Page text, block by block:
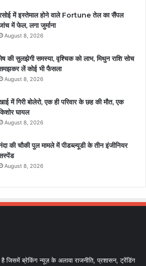
में इस्तेमाल होने वाले Fortune तेल का सैंपल
में फेल, लगा जुर्माना
August 8, 2026
की सुलझेगी समस्या, वृश्चिक को लाभ, मिथुन राशि सोच
लें कोई भी फैसला
August 8, 2026
में गिरी बोलेरो, एक ही परिवार के छह की मौत, एक
घायल
August 8, 2026
की चौकी पुल मामले में पीडब्ल्यूडी के तीन इंजीनियर
August 8, 2026
है जिसमें ब्रेकिंग न्यूज़ के अलावा राजनीति, प्रशासन, ट्रेंडिंग